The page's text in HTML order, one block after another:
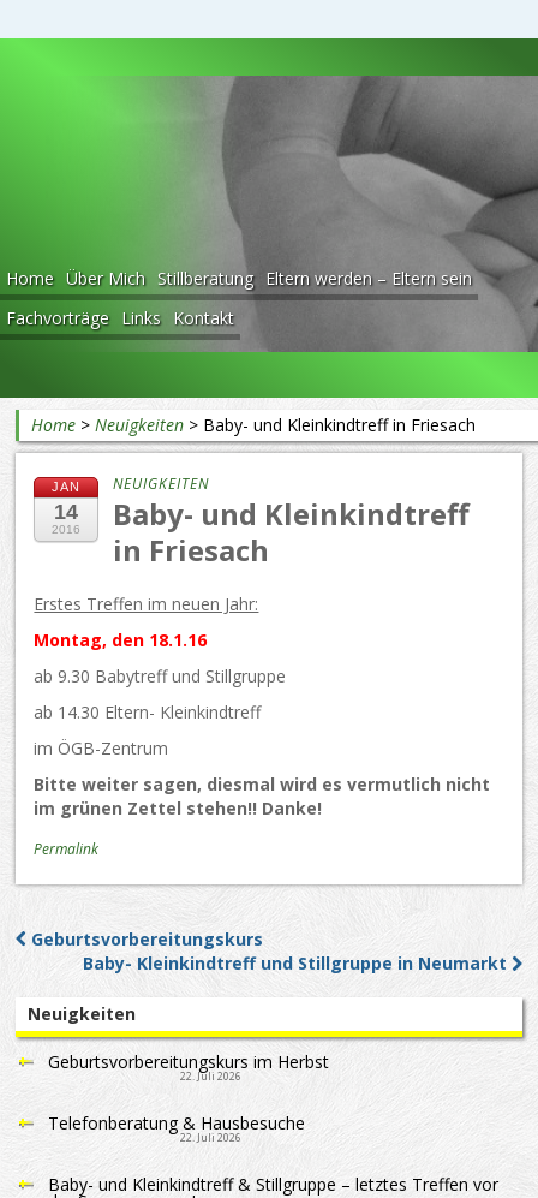
Home Über Mich Stillberatung Eltern werden – Eltern sein
Fachvorträge Links Kontakt
Beratung rund ums Baby
Home >Neuigkeiten > Baby- und Kleinkindtreff in Friesach
JAN
14
2016
NEUIGKEITEN
Baby- und Kleinkindtreff
in Friesach
Erstes Treffen im neuen Jahr:
Montag, den 18.1.16
ab 9.30 Babytreff und Stillgruppe
ab 14.30 Eltern- Kleinkindtreff
im ÖGB-Zentrum
Bitte weiter sagen, diesmal wird es vermutlich nicht
im grünen Zettel stehen!! Danke!
Permalink
Post navigation
Geburtsvorbereitungskurs
Baby- Kleinkindtreff und Stillgruppe in Neumarkt
Neuigkeiten
Geburtsvorbereitungskurs im Herbst
22. Juli 2026
Telefonberatung & Hausbesuche
22. Juli 2026
Baby- und Kleinkindtreff & Stillgruppe – letztes Treffen vor